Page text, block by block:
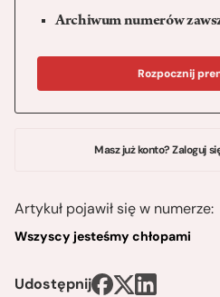
Archiwum numerów
Rozpocznij
Masz już konto? Zaloguj
Artykuł pojawił się w numerze:
Wszyscy jesteśmy chłopami
Udostępnij